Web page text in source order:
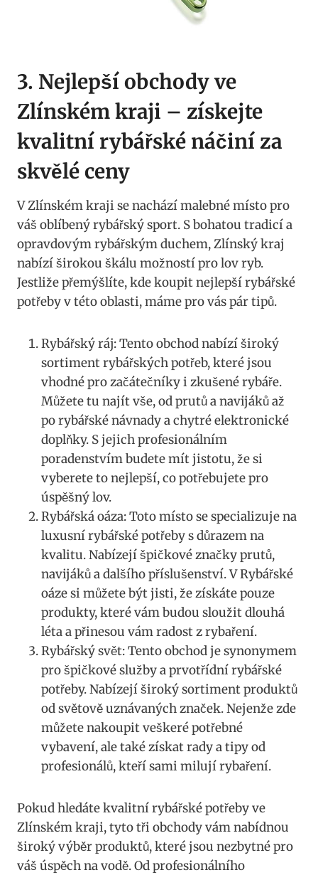
3. Nejlepší obchody ve
Zlínském kraji ⁤– získejte
kvalitní⁤ rybářské⁢ náčiní za
skvělé‌ ceny
V Zlínském kraji se nachází malebné místo ‌pro
váš oblíbený rybářský sport. S bohatou tradicí‌ a
opravdovým ⁢rybářským duchem, Zlínský‌ kraj
nabízí širokou škálu ​možností pro ⁢lov ryb.
Jestliže přemýšlíte, kde​ koupit nejlepší rybářské
potřeby v této oblasti, máme pro ⁣vás ​pár ⁤tipů.
Rybářský ráj: Tento ​obchod ‌nabízí široký
sortiment rybářských ​potřeb, které jsou
⁣vhodné ‍pro začátečníky​ i zkušené rybáře.
Můžete tu najít‍ vše, od prutů a ‍navijáků až⁢
po rybářské návnady a chytré elektronické
doplňky. S jejich profesionálním
poradenstvím budete mít jistotu,⁤ že ⁢si
vyberete to ‌nejlepší, co‍ potřebujete pro
úspěšný⁣ lov.
Rybářská oáza: Toto​ místo se specializuje ⁤na
luxusní rybářské potřeby s důrazem‌ na
kvalitu. ‌Nabízejí špičkové‍ značky​ prutů,⁣
navijáků a ​dalšího příslušenství.⁤ V⁣ Rybářské
oáze⁤ si můžete ⁢být ‌jisti, že ‍získáte⁤ pouze
produkty, které vám budou sloužit dlouhá
léta a​ přinesou ⁣vám radost z⁣ rybaření.
Rybářský svět: Tento obchod je synonymem
pro špičkové služby a prvotřídní rybářské⁣
potřeby. ⁣Nabízejí​ široký sortiment produktů
od světově uznávaných ‍značek. Nejenže zde
můžete nakoupit veškeré potřebné
vybavení, ale​ také získat rady‍ a tipy od
⁢profesionálů, kteří⁣ sami ‌milují rybaření.
Pokud hledáte kvalitní rybářské⁢ potřeby ve
Zlínském kraji, tyto tři obchody vám⁣ nabídnou
široký‌ výběr produktů, které jsou nezbytné⁤ pro
váš úspěch⁣ na vodě. Od ⁣profesionálního